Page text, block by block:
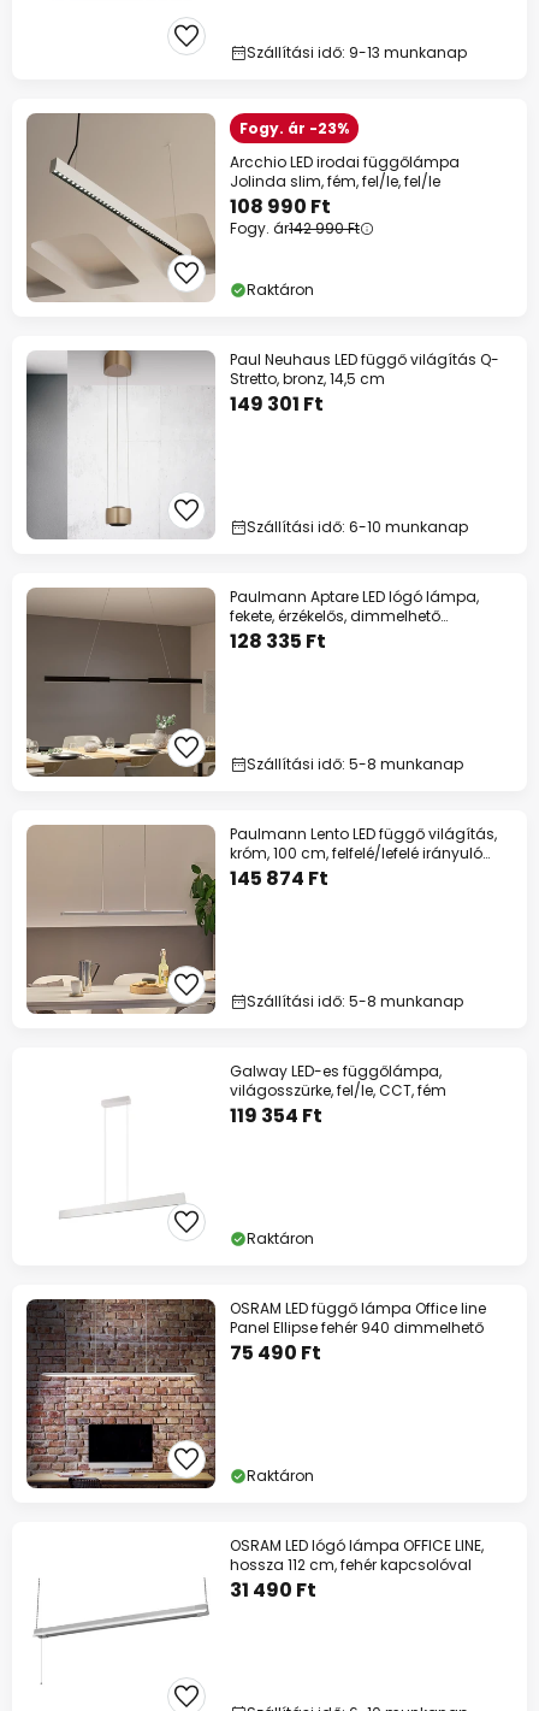
Szállítási idő: 9-13 munkanap
Fogy. ár -23%
Arcchio LED irodai függőlámpa
Jolinda slim, fém, fel/le, fel/le
108 990 Ft
Fogy. ár142 990 Ft
Raktáron
Paul Neuhaus LED függő világítás Q-
Stretto, bronz, 14,5 cm
149 301 Ft
Szállítási idő: 6-10 munkanap
Paulmann Aptare LED lógó lámpa,
fekete, érzékelős, dimmelhető
fényerővel
128 335 Ft
Szállítási idő: 5-8 munkanap
Paulmann Lento LED függő világítás,
króm, 100 cm, felfelé/lefelé irányuló
fény,
145 874 Ft
Szállítási idő: 5-8 munkanap
Galway LED-es függőlámpa,
világosszürke, fel/le, CCT, fém
119 354 Ft
Raktáron
OSRAM LED függő lámpa Office line
Panel Ellipse fehér 940 dimmelhető
75 490 Ft
Raktáron
OSRAM LED lógó lámpa OFFICE LINE,
hossza 112 cm, fehér kapcsolóval
31 490 Ft